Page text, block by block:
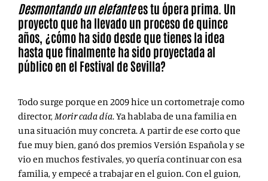
Desmontando un elefantees tu ópera prima. Un
proyecto que ha llevado un proceso de quince
años, ¿cómo ha sido desde que tienes la idea
hasta que finalmente ha sido proyectada al
público en el Festival de Sevilla?
Todo surge porque en 2009 hice un cortometraje como
director,Morir cada día. Ya hablaba de una familia en
una situación muy concreta. A partir de ese corto que
fue muy bien, ganó dos premios Versión Española y se
vio en muchos festivales, yo quería continuar con esa
familia, y empecé a trabajar en el guion. Con el guion,